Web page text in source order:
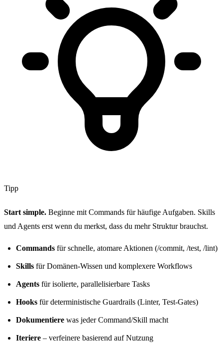
Tipp
Start simple. Beginne mit Commands für häufige Aufgaben. Skills
und Agents erst wenn du merkst, dass du mehr Struktur brauchst.
Commands für schnelle, atomare Aktionen (/commit, /test, /lint)
Skills für Domänen-Wissen und komplexere Workflows
Agents für isolierte, parallelisierbare Tasks
Hooks für deterministische Guardrails (Linter, Test-Gates)
Dokumentiere was jeder Command/Skill macht
Iteriere – verfeinere basierend auf Nutzung